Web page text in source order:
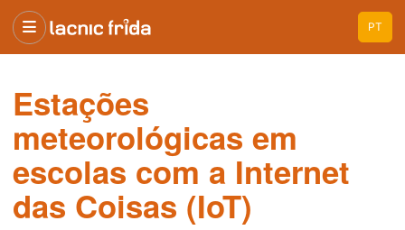
PT
Estações
meteorológicas em
escolas com a Internet
das Coisas (IoT)